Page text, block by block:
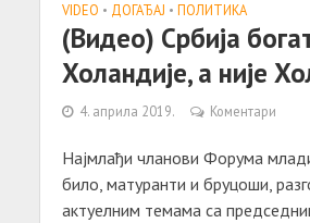
VIDEO • ДОГАЂАЈ • ПОЛИТИКА
(Видео) Србија
Холандије, а није
4. априла 2019. Коментари
Најмлађи чланови Форума
било, матуранти и бруцоши,
актуелним темама са